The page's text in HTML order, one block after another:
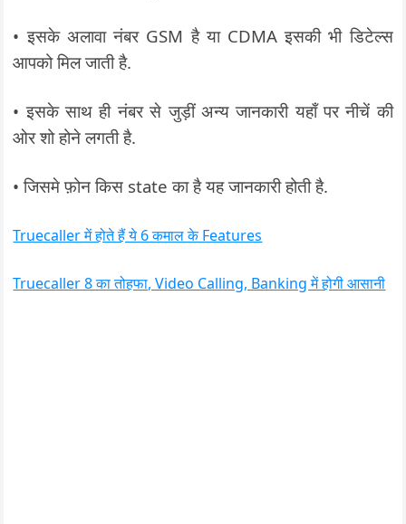
• इसके अलावा नंबर GSM है या CDMA इसकी भी डिटेल्स
आपको मिल जाती है.
• इसके साथ ही नंबर से जुड़ीं अन्य जानकारी यहाँ पर नीचें की
ओर शो होने लगती है.
• जिसमे फ़ोन किस state का है यह जानकारी होती है.
Truecaller में होते हैं ये 6 कमाल के Features
Truecaller 8 का तोहफा, Video Calling, Banking में होगी आसानी